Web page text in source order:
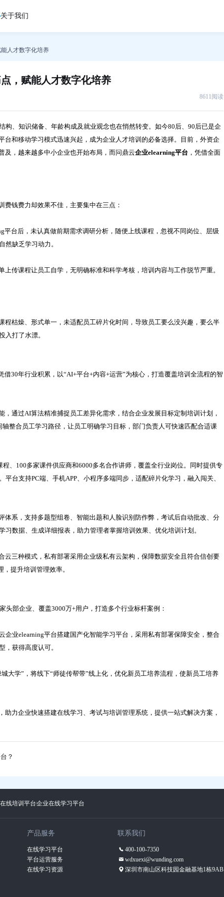
关于我们
人才数字化培养
，赋能人才数字化培养
8611阅读
、知识储备、年龄构成及就业观念也在悄然转变。如今80后、90后已是企
和移动学习模式迅速兴起，成为企业人才培训的必备选择。目前，外资企
及，越来越多中小企业也开始布局，而问鼎云企业elearning平台 ，凭借全面
费钱费力却效果不佳，主要集中在三点：
台后，未认真做前期需求调研分析，随便上线课程，忽视不同岗位、层级
然缺乏学习动力。
传课程让员工自学，无明确标准和科学考核，培训内容与工作脱节严重。
程枯燥、形式单一，未适配员工碎片化时间，导致员工要么没兴趣，要么半
入打了水漂。
30年行业积累，以“AI+平台+内容+运营”为核心，打造覆盖培训全流程的智
通过AI算法精准捕捉员工差异化需求，结合企业发展目标定制培训计划，
整合员工学习路径，让员工明确学习目标，部门负责人可快速匹配合适课
、100多家课件供应商和6000多名合作讲师，覆盖全行业岗位。同时提供专
台支持PC端、手机APP、小程序多端同步，适配碎片化学习，融入闯关、
系，支持多题型组卷、智能出题和人脸识别防作弊，考试后自动批改、分
数据、生成详细报表，助力管理者掌握培训效果、优化培训计划。
云三种模式，私有部署采用企业级私有云架构，保障数据安全且符合信创要
提升培训管理效率。
部企业、覆盖3000万+用户，打造多个行业标杆案例：
业elearning平台搭建国产化智能学习平台，采用私有部署保障安全，整合
，获得高度认可。
大学”，将线下“师徒传帮带”线上化，优化新员工培养流程，使新员工培养
力企业快速搭建在线学习、考试与培训管理系统，提供一站式解决方案，
？
线培训平台企业在线学习平台
产品服务
在线学习平台
平台运营服务
在线学习资源
联系我们
400-100-7350
wdxuexi@wunding.com
深圳市南山区科技园金融基地1栋9AB